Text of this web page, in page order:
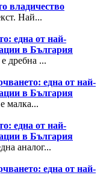
владичество
Най...
една от най-
в България
дребна ...
една от най-
в България
малка...
една от най-
в България
аналог...
една от най-